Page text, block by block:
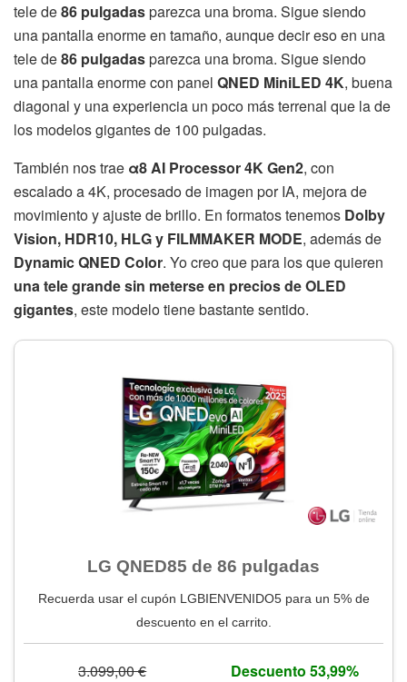
tele de86 pulgadasparezca una broma. Sigue siendo
una pantalla enorme en tamaño, aunque decir eso en una
tele de86 pulgadasparezca una broma. Sigue siendo
una pantalla enorme con panel QNED MiniLED 4K, buena
diagonal y una experiencia un poco más terrenal que la de
los modelos gigantes de 100 pulgadas.
También nos trae α8 AI Processor 4K Gen2, con
escalado a 4K, procesado de imagen por IA, mejora de
movimiento y ajuste de brillo. En formatos tenemos Dolby
Vision, HDR10, HLG y FILMMAKER MODE, además de
Dynamic QNED Color. Yo creo que para los que quieren
una tele grande sin meterse en precios de OLED
gigantes, este modelo tiene bastante sentido.
LG QNED85 de 86 pulgadas
Recuerda usar el cupón LGBIENVENIDO5 para un 5% de
descuento en el carrito.
3.099,00 € Descuento 53,99%